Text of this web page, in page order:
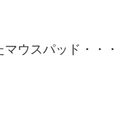
ウスパッド・・・